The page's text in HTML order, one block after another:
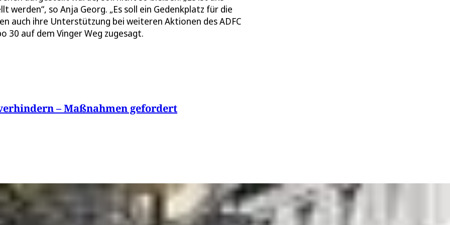
so Anja Georg. „Es soll ein Gedenkplatz für die
auch ihre Unterstützung bei weiteren Aktionen des ADFC
30 auf dem Vinger Weg zugesagt.
– Maßnahmen gefordert